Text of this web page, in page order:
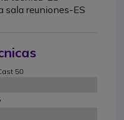
sala reuniones-ES
50